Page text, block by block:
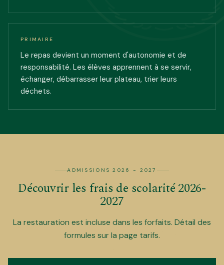
PRIMAIRE
Le repas devient un moment d'autonomie et de
responsabilité. Les élèves apprennent à se servir,
échanger, débarrasser leur plateau, trier leurs
déchets.
ADMISSIONS 2026 - 2027
Découvrir les frais de scolarité 2026-
2027
La restauration est incluse dans les forfaits. Détail des
formules sur la page tarifs.